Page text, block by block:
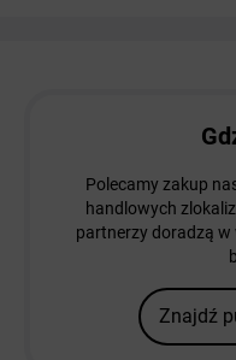
Polecamy zakup
handlowych
partnerzy doradzą w
Znajdź